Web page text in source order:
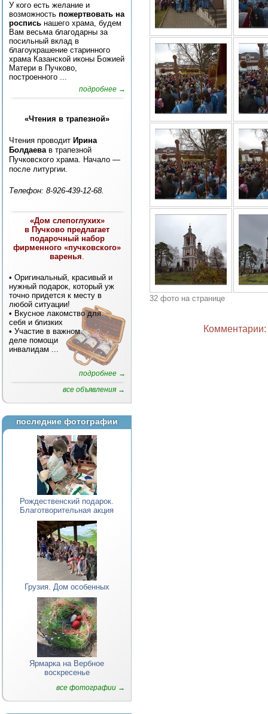
У кого есть желание и
возможность пожертвовать на
роспись нашего храма, будем
Вам весьма благодарны за
посильный вклад в
благоукрашение старинного
храма Казанской иконы Божией
Матери в Пучково,
построенного ...
подробнее →
«Чтения в трапезной»
Чтения проводит Ирина
Болдаева в трапезной
Пучковского храма. Начало —
после литургии.
Телефон: 8-926-439-12-68.
«Дом слепоглухих»
в Пучково предлагает
подарочный набор
фирменного «пучковского»
варенья.
• Оригинальный, красивый и
нужный подарок, который уж
точно придется к месту в
любой ситуации!
• Вкусное лакомство для
себя и близких
• Участие в важном
деле помощи
инвалидам ...
подробнее →
все объявления →
последние фотографии
Рождественский подарок.
Благотворительная акция
Грузия. Дом особенных
Ярмарка на Вербное
воскресенье
все фотографии →
32 фото на странице
Комментарии: